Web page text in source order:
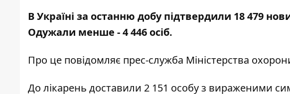
В Україні за останню добу підтвердили 18 479
Одужали менше - 4 446 осіб.
Про це повідомляє прес-служба Міністерства
До лікарень доставили 2 151 особу з вираженими